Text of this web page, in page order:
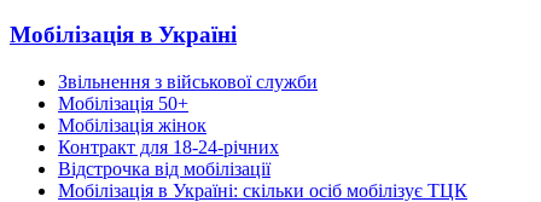
Мобілізація в Україні
Звільнення з військової служби
Мобілізація 50+
Мобілізація жінок
Контракт для 18-24-річних
Відстрочка від мобілізації
Мобілізація в Україні: скільки осіб мобілізує ТЦК